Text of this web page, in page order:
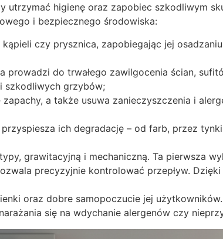
utrzymać higienę oraz zapobiec szkodliwym
i bezpiecznego środowiska:
czy prysznica, zapobiegając jej
prowadzi do trwałego zawilgocenia ścian,
szkodliwych grzybów;
a także usuwa zanieczyszczenia i
ich degradację – od farb, przez
grawitacyjną i mechaniczną. Ta pierwsza
precyzyjnie kontrolować przepływ.
oraz dobre samopoczucie jej
się na wdychanie alergenów czy